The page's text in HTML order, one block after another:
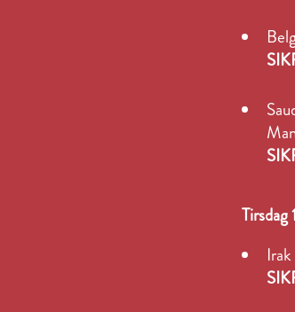
Tirsdag